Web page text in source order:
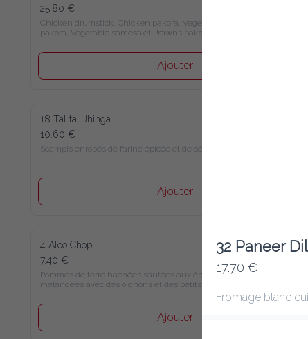
25.80 €
Chicken drumstick, Chicken pakora, Vegetable
pakora, Vegetable samosa et Prawns pakora,
Ajouter
18 Tal tal Jhinga
10.60 €
Scampis enrobés de farine épicée et de sésame
Ajouter
4 Aloo Chop
7.40 €
Pommes de terre hachées sautées aux épices et
mélangées avec des oignons et des petits pois
Ajouter
32 Paneer
17.70 €
Fromage blanc